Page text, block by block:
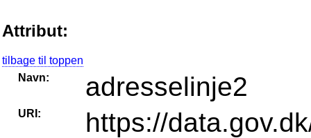
Attribut:
tilbage til toppen
Navn:
adresselinje2
URI: https://